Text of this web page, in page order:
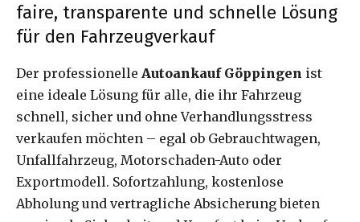
faire, transparente und schnelle Lösung
für den Fahrzeugverkauf
Der professionelle Autoankauf Göppingen ist
eine ideale Lösung für alle, die ihr Fahrzeug
schnell, sicher und ohne Verhandlungsstress
verkaufen möchten – egal ob Gebrauchtwagen,
Unfallfahrzeug, Motorschaden-Auto oder
Exportmodell. Sofortzahlung, kostenlose
Abholung und vertragliche Absicherung bieten